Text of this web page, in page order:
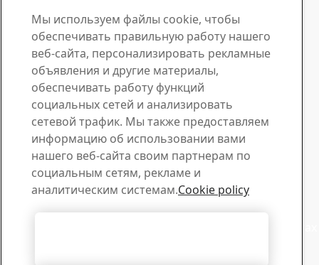
Свяжитесь с нами по
поводу заявок или
при возникновении
вопросов
Центр загрузки материалов
Скачайте нужные брошюры, сертификаты и другие
материалы SSAB.
Загрузить
Продажи
Мы используем файлы cookie, чтобы
обеспечивать правильную работу нашего
веб-сайта, персонализировать рекламные
объявления и другие материалы,
обеспечивать работу функций
социальных сетей и анализировать
сетевой трафик. Мы также предоставляем
информацию об использовании вами
нашего веб-сайта своим партнерам по
социальным сетям, рекламе и
аналитическим системам.Cookie policy